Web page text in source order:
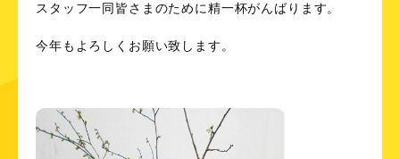
スタッフ一同皆さまのために精一杯がんばります。
今年もよろしくお願い致します。